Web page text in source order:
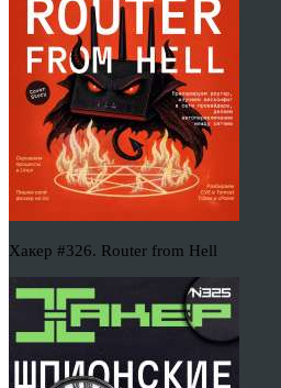
Хакер #326. Router from Hell